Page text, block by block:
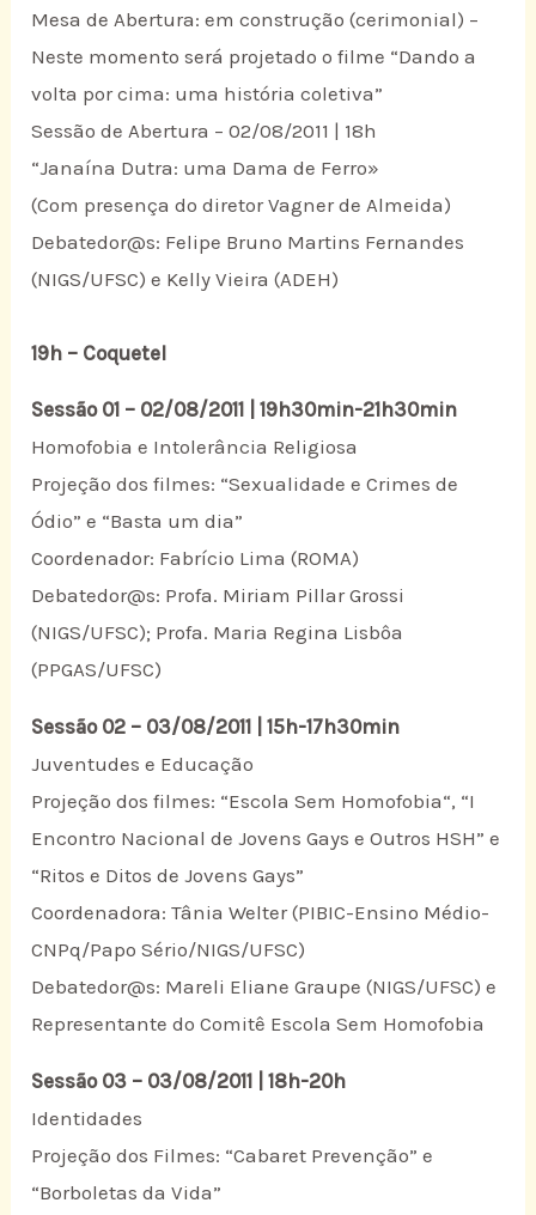
Mesa de Abertura: em construção (cerimonial) –
Neste momento será projetado o filme “Dando a
volta por cima: uma história coletiva”
Sessão de Abertura – 02/08/2011 | 18h
“Janaína Dutra: uma Dama de Ferro»
(Com presença do diretor Vagner de Almeida)
Debatedor@s: Felipe Bruno Martins Fernandes
(NIGS/UFSC) e Kelly Vieira (ADEH)
19h – Coquetel
Sessão 01 – 02/08/2011 | 19h30min-21h30min
Homofobia e Intolerância Religiosa
Projeção dos filmes: “Sexualidade e Crimes de
Ódio” e “Basta um dia”
Coordenador: Fabrício Lima (ROMA)
Debatedor@s: Profa. Miriam Pillar Grossi
(NIGS/UFSC); Profa. Maria Regina Lisbôa
(PPGAS/UFSC)
Sessão 02 – 03/08/2011 | 15h-17h30min
Juventudes e Educação
Projeção dos filmes: “Escola Sem Homofobia“, “I
Encontro Nacional de Jovens Gays e Outros HSH” e
“Ritos e Ditos de Jovens Gays”
Coordenadora: Tânia Welter (PIBIC-Ensino Médio-
CNPq/Papo Sério/NIGS/UFSC)
Debatedor@s: Mareli Eliane Graupe (NIGS/UFSC) e
Representante do Comitê Escola Sem Homofobia
Sessão 03 – 03/08/2011 | 18h-20h
Identidades
Projeção dos Filmes: “Cabaret Prevenção” e
“Borboletas da Vida”